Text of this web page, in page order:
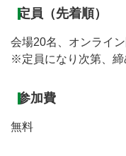
定員（先着順）
会場20名、オンライ
※定員になり次第、締
参加費
無料